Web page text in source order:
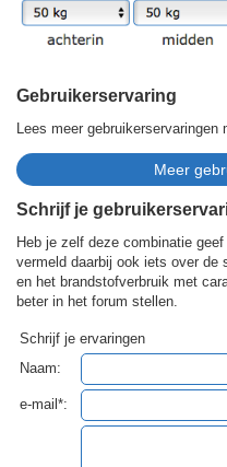
Gebruikerservaring
Lees meer gebruikerservaringen
Schrijf je
Heb je zelf deze combinatie
vermeld daarbij ook iets over de
en het brandstofverbruik met
beter in het forum stellen.
Schrijf je ervaringen
Naam:
e-mail*: